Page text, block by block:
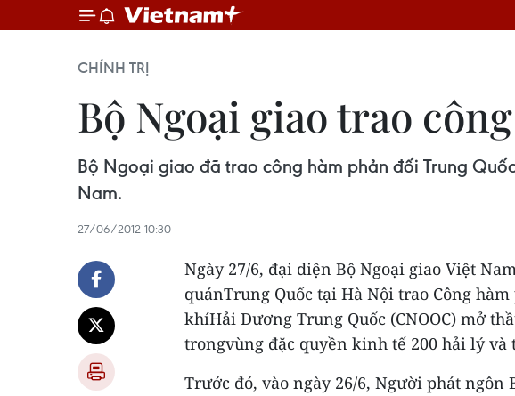
CHÍNH TRỊ
Bộ Ngoại giao trao
Bộ Ngoại giao đã trao công hàm phản đối Trung
Nam.
27/06/2012 10:30
Ngày 27/6, đại diện Bộ Ngoại giao Việt
quánTrung Quốc tại Hà Nội trao Công
khíHải Dương Trung Quốc (CNOOC) mở
trongvùng đặc quyền kinh tế 200 hải lý và
Trước đó, vào ngày 26/6, Người phát ngôn